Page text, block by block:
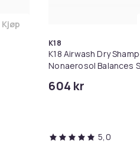
Legg Toppik - 27,5g - Dark
Kjøp
K18
K18 Airwash Dry
Nonaerosol Balances
604 kr
5,0